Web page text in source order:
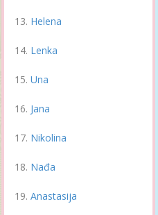
Helena
Lenka
Una
Jana
Nikolina
Nađa
Anastasija